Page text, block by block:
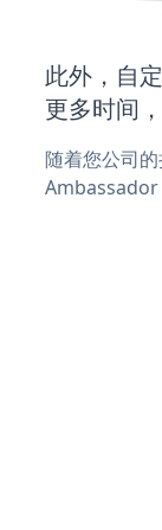
此外，自
更多时间
随着您公司
Ambassador